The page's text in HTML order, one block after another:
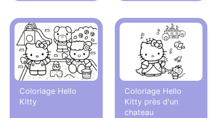
Coloriage Hello
Kitty
Coloriage Hello
Kitty près d'un
chateau